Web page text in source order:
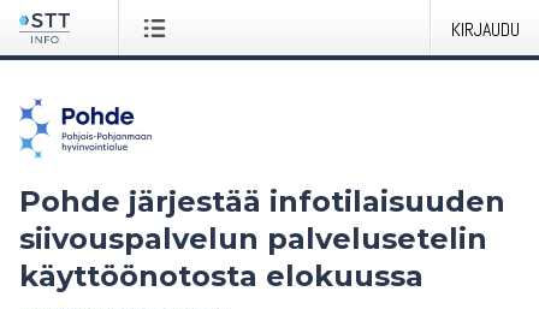
KIRJAUDU
Pohde järjestää infotilaisuuden
siivouspalvelun palvelusetelin
käyttöönotosta elokuussa